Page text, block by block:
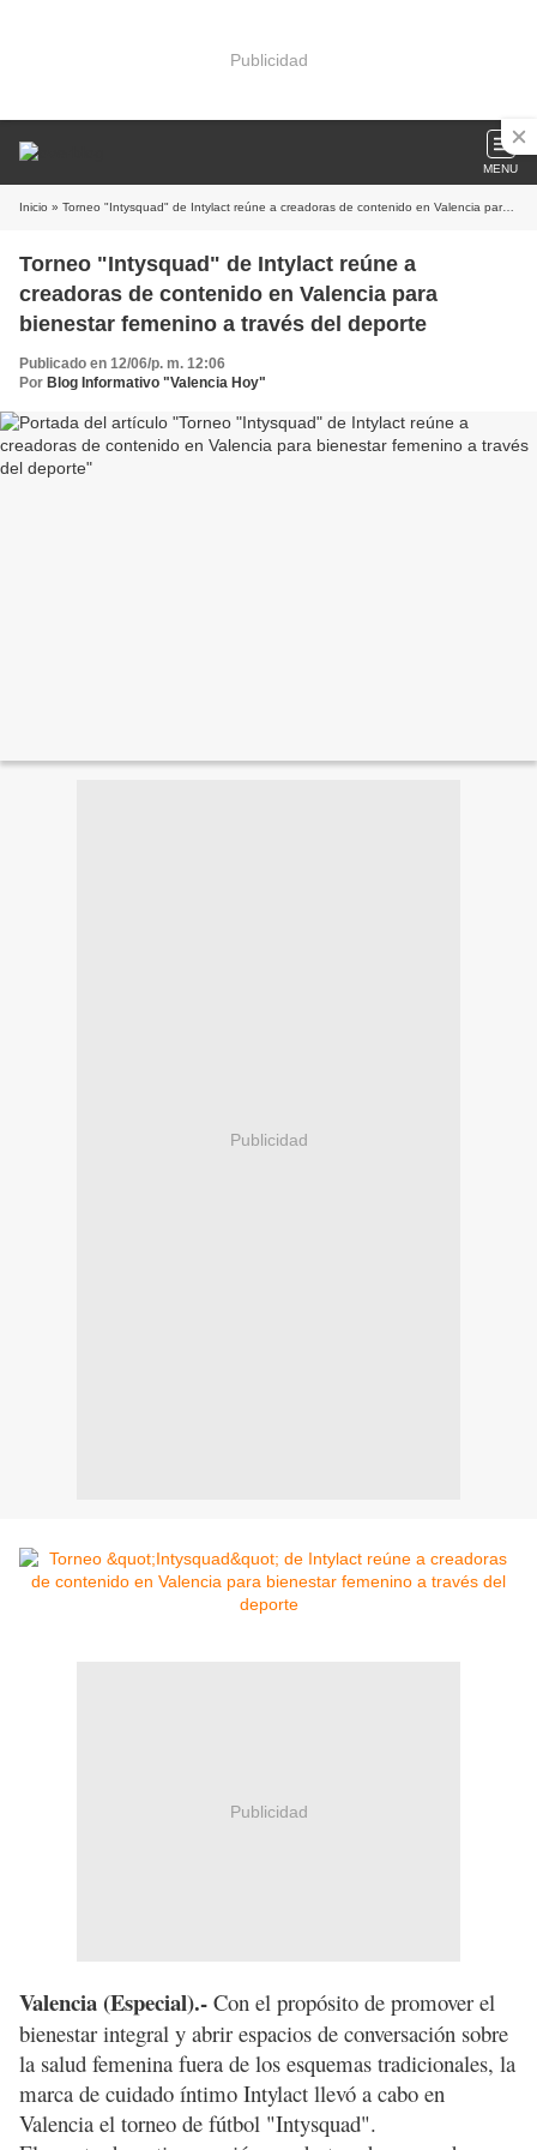
Publicidad
MENU
Inicio » Torneo "Intysquad" de Intylact reúne a creadoras de contenido en Valencia para bienestar femenino a través del deporte
Torneo "Intysquad" de Intylact reúne a
creadoras de contenido en Valencia para
bienestar femenino a través del deporte
Publicado en 12/06/p. m. 12:06
Por Blog Informativo "Valencia Hoy"
Publicidad
Publicidad
Valencia (Especial).- Con el propósito de promover el
bienestar integral y abrir espacios de conversación sobre
la salud femenina fuera de los esquemas tradicionales, la
marca de cuidado íntimo Intylact llevó a cabo en
Valencia el torneo de fútbol "Intysquad".